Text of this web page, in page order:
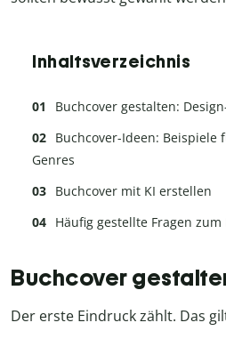
Inhaltsverzeichnis
Buchcover gestalten:
Buchcover-Ideen:
Genres
Buchcover mit KI erstellen
Häufig gestellte Fragen zum
Buchcover
Der erste Eindruck zählt. Das